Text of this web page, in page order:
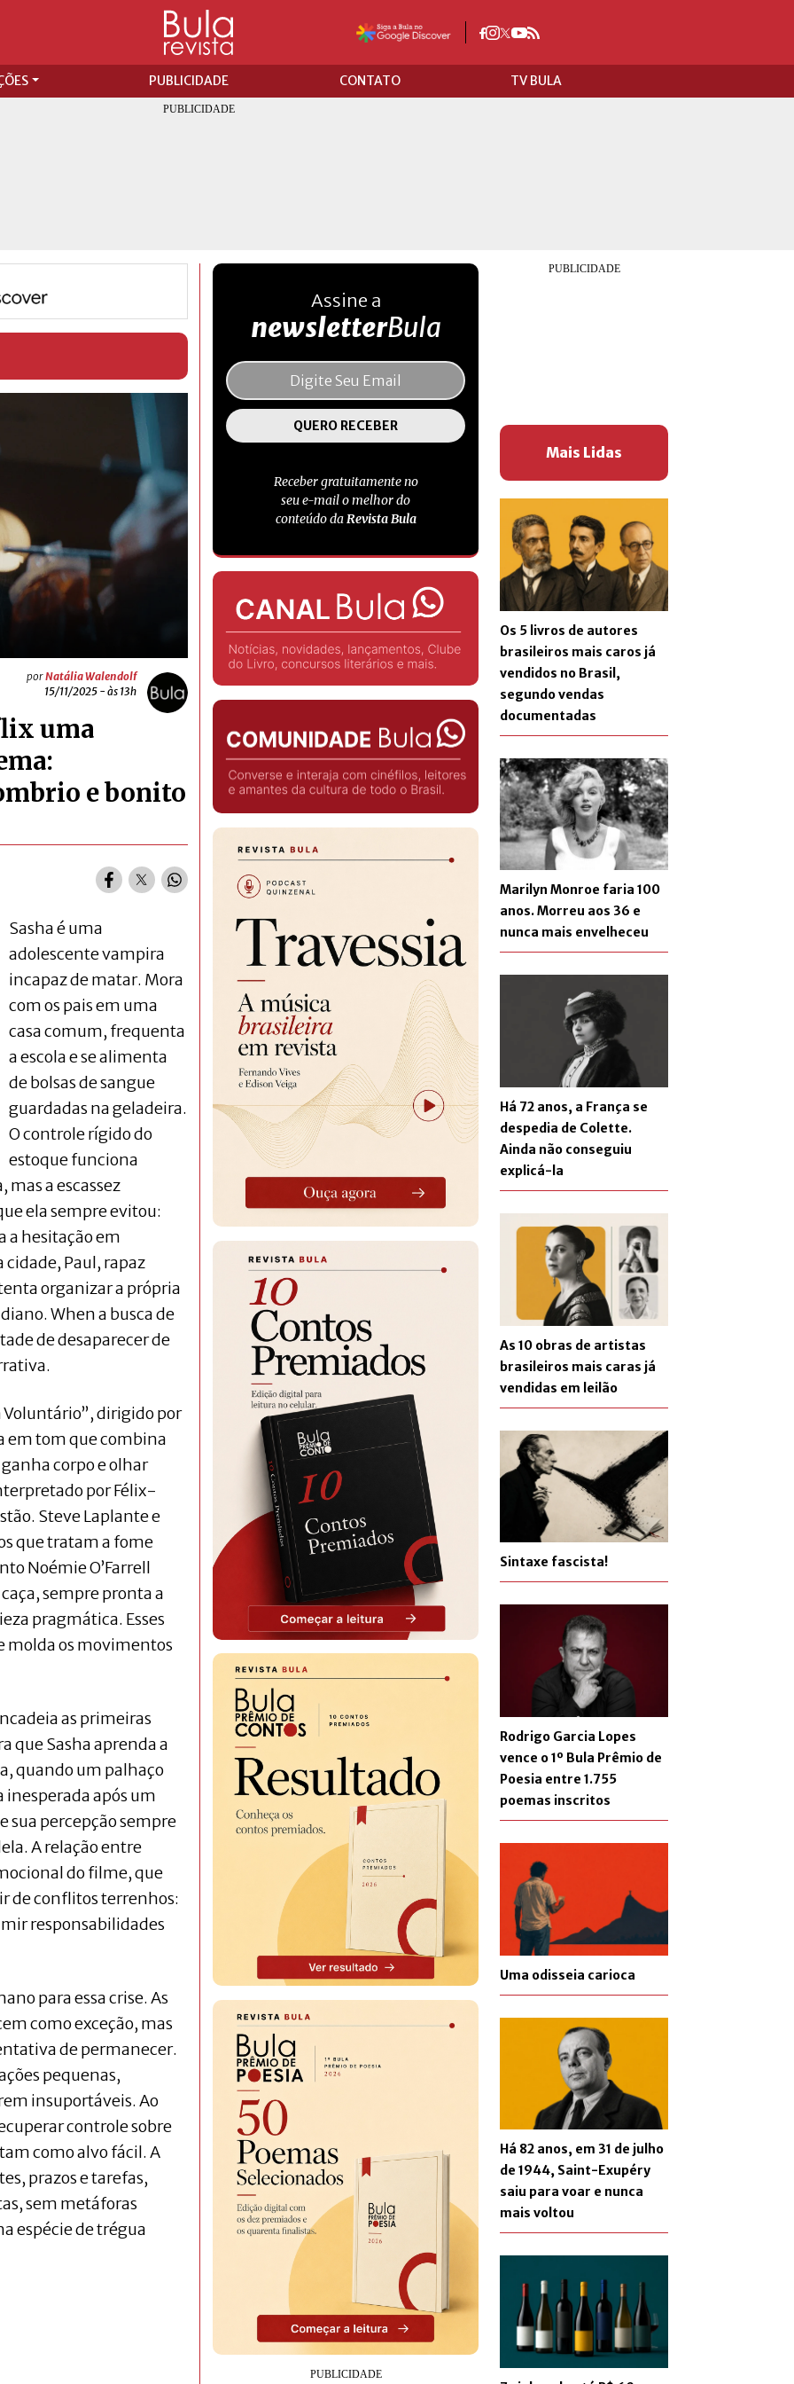
PUBLICIDADE CONTATO TV BULA
porNatália Walendolf
15/11/2025 - às 13h
uma
e bonito
Sasha é uma
adolescente vampira
incapaz de matar. Mora
com os pais em uma
casa comum, frequenta
a escola e se alimenta
de bolsas de sangue
guardadas na geladeira.
O controle rígido do
estoque funciona
a escassez
ela sempre evitou:
a hesitação em
Paul, rapaz
organizar a própria
When a busca de
de desaparecer de
dirigido por
em tom que combina
corpo e olhar
por Félix-
Steve Laplante e
que tratam a fome
Noémie O’Farrell
sempre pronta a
pragmática. Esses
molda os movimentos
as primeiras
que Sasha aprenda a
quando um palhaço
após um
sua percepção sempre
A relação entre
do filme, que
de conflitos terrenhos:
responsabilidades
para essa crise. As
como exceção, mas
de permanecer.
pequenas,
insuportáveis. Ao
controle sobre
como alvo fácil. A
prazos e tarefas,
sem metáforas
espécie de trégua
Assine a
newsletterBula
Receber gratuitamente no
seu e-mail o melhor do
conteúdo daRevista Bula
Mais Lidas
Os 5 livros de autores
brasileiros mais caros já
vendidos no Brasil,
segundo vendas
documentadas
Marilyn Monroe faria 100
anos. Morreu aos 36 e
nunca mais envelheceu
Há 72 anos, a França se
despedia de Colette.
Ainda não conseguiu
explicá-la
As 10 obras de artistas
brasileiros mais caras já
vendidas em leilão
Sintaxe fascista!
Rodrigo Garcia Lopes
vence o 1º Bula Prêmio de
Poesia entre 1.755
poemas inscritos
Uma odisseia carioca
Há 82 anos, em 31 de julho
de 1944, Saint-Exupéry
saiu para voar e nunca
mais voltou